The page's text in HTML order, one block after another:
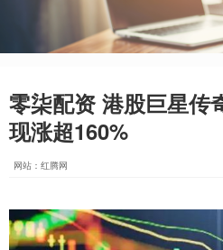
零柒配资 港股巨星传
现涨超160%
网站：红腾网